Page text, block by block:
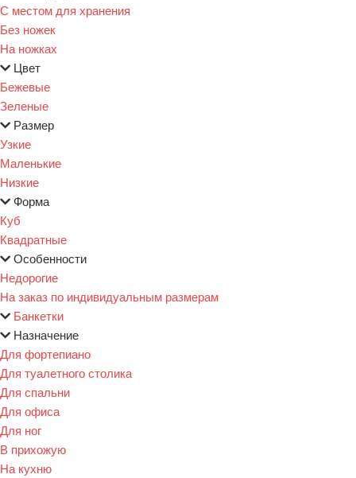
С местом для хранения
Без ножек
На ножках
Цвет
Бежевые
Зеленые
Размер
Узкие
Маленькие
Низкие
Форма
Куб
Квадратные
Особенности
Недорогие
На заказ по индивидуальным размерам
Банкетки
Назначение
Для фортепиано
Для туалетного столика
Для спальни
Для офиса
Для ног
В прихожую
На кухню